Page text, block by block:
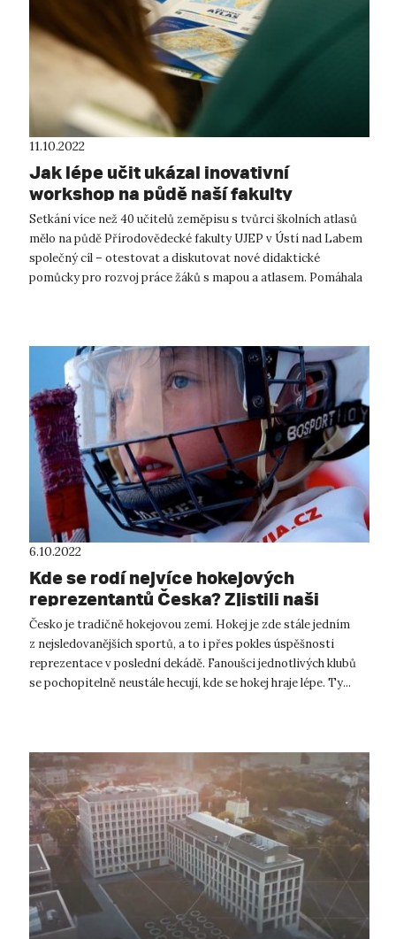
11.10.2022
Jak lépe učit ukázal inovativní
workshop na půdě naší fakulty
Setkání více než 40 učitelů zeměpisu s tvůrci školních atlasů
mělo na půdě Přírodovědecké fakulty UJEP v Ústí nad Labem
společný cíl – otestovat a diskutovat nové didaktické
pomůcky pro rozvoj práce žáků s mapou a atlasem. Pomáhala
6.10.2022
Kde se rodí nejvíce hokejových
reprezentantů Česka? Zjistili naši
geografové
Česko je tradičně hokejovou zemí. Hokej je zde stále jedním
z nejsledovanějších sportů, a to i přes pokles úspěšnosti
reprezentace v poslední dekádě. Fanoušci jednotlivých klubů
se pochopitelně neustále hecují, kde se hokej hraje lépe. Ty...